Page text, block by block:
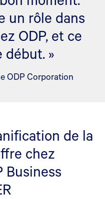
un rôle dans
ODP, et ce
début. »
ODP Corporation
de la
chez
Business